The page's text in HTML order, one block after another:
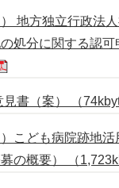
） 地方独立行政法
処分に関する認可
見書（案） （
）こども病院跡地
の概要） （